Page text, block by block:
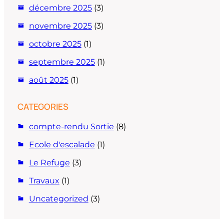
décembre 2025(3)
novembre 2025(3)
octobre 2025(1)
septembre 2025(1)
août 2025(1)
CATEGORIES
compte-rendu Sortie (8)
Ecole d'escalade (1)
Le Refuge (3)
Travaux (1)
Uncategorized (3)